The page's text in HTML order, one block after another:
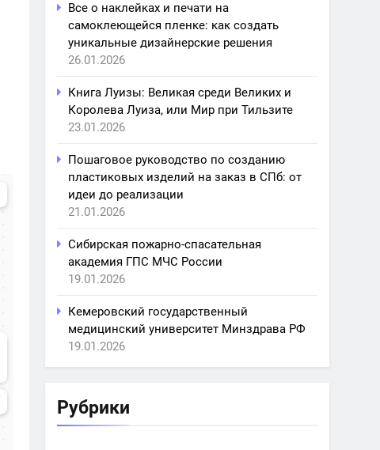
Все о наклейках и печати на
самоклеющейся пленке: как создать
уникальные дизайнерские решения
26.01.2026
Книга Луизы: Великая среди Великих и
Королева Луиза, или Мир при Тильзите
23.01.2026
Пошаговое руководство по созданию
пластиковых изделий на заказ в СПб: от
идеи до реализации
21.01.2026
Сибирская пожарно-спасательная
академия ГПС МЧС России
19.01.2026
Кемеровский государственный
медицинский университет Минздрава РФ
19.01.2026
Рубрики